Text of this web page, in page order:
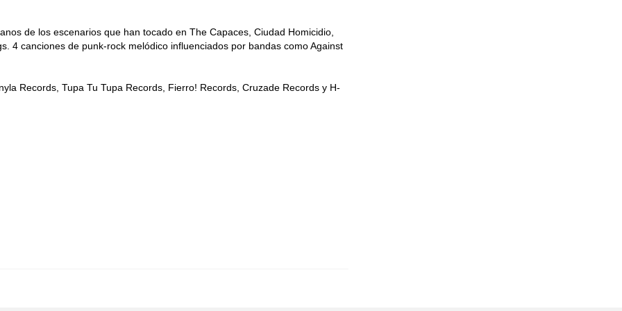
de los escenarios que han tocado en The Capaces, Ciudad Homicidio,
4 canciones de punk-rock melódico influenciados por bandas como Against
Records, Tupa Tu Tupa Records, Fierro! Records, Cruzade Records y H-